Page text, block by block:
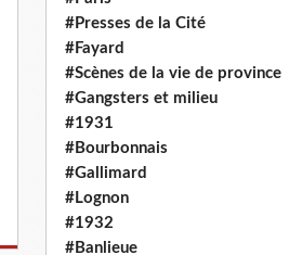
#Presses de la Cité
#Fayard
#Scènes de la vie de province
#Gangsters et milieu
#1931
#Bourbonnais
#Gallimard
#Lognon
#1932
#Banlieue